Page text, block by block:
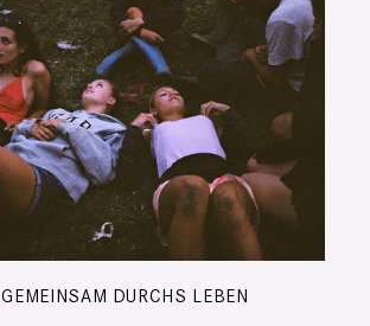
GEMEINSAM DURCHS LEBEN